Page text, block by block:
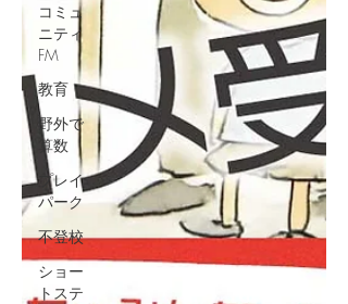
コミュ
ニティ
FM
教育
野外で
算数
プレイ
パーク
不登校
ショー
トステ